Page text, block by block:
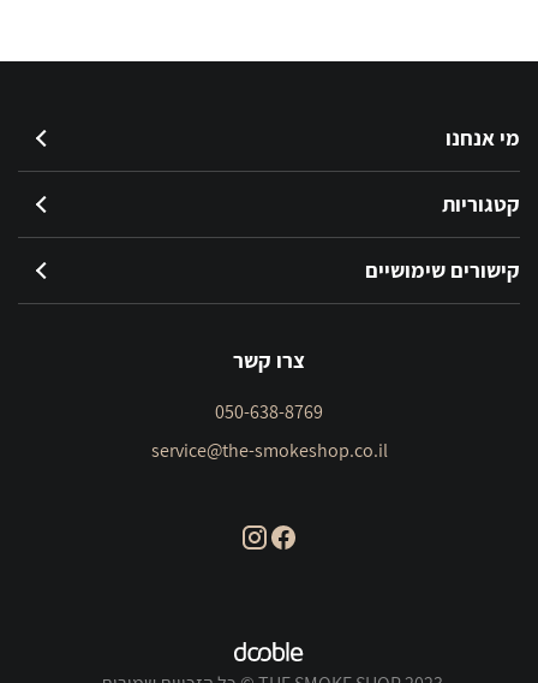
מי אנחנו
קטגוריות
קישורים שימושיים
צרו קשר
050-638-8769
service@the-smokeshop.co.il